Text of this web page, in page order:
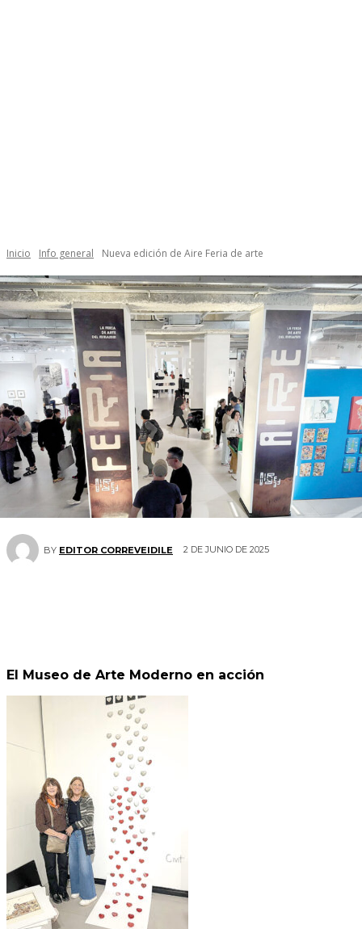
Inicio Info general Nueva edición de Aire Feria de arte
BY EDITOR CORREVEIDILE 2 DE JUNIO DE 2025
El Museo de Arte Moderno en acción